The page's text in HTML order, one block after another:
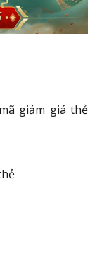
giảm giá thẻ